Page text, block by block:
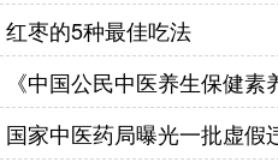
红枣的5种最佳吃法
《中国公民中医养生保健
国家中医药局曝光一批虚假